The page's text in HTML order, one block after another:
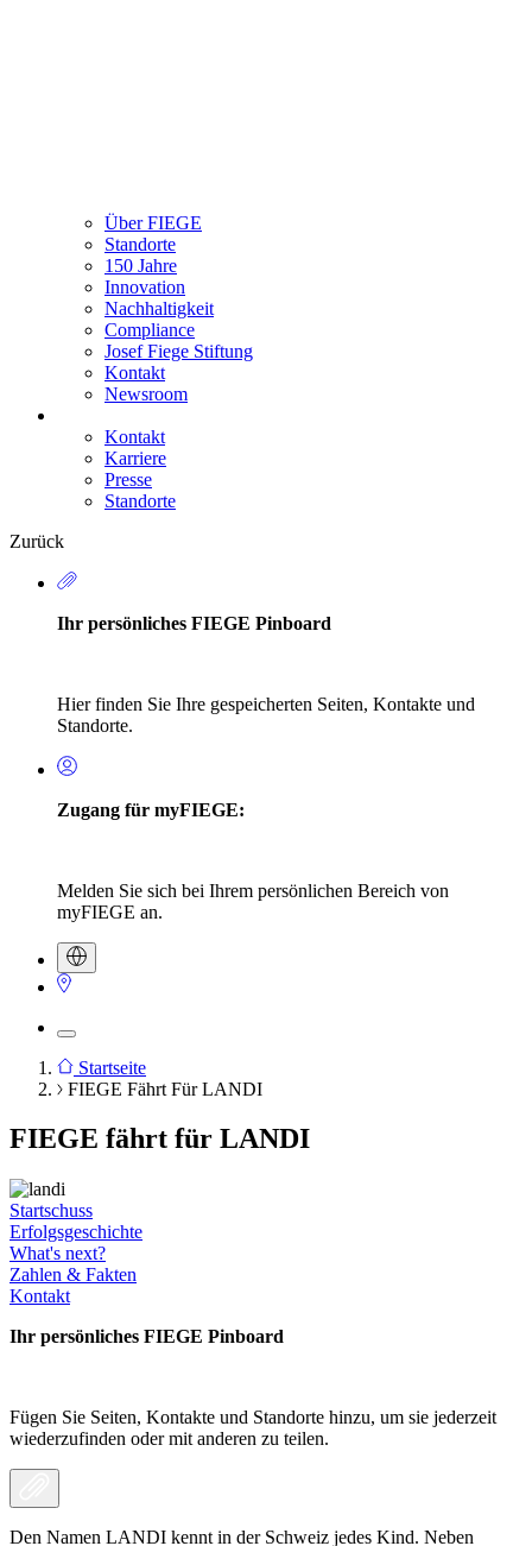
Über FIEGE
Standorte
150 Jahre
Innovation
Nachhaltigkeit
Compliance
Josef Fiege Stiftung
Kontakt
Newsroom
Secondary
Navigation
Kontakt
Karriere
Presse
Standorte
Zurück
Ihr persönliches FIEGE Pinboard
Hier finden Sie Ihre gespeicherten Seiten, Kontakte und
Standorte.
Zugang für myFIEGE:
Melden Sie sich bei Ihrem persönlichen Bereich von
myFIEGE an.
Pfadnavigation
Startseite
FIEGE Fährt Für LANDI
FIEGE fährt für LANDI
Startschuss
Erfolgsgeschichte
What's next?
Zahlen & Fakten
Kontakt
Ihr persönliches FIEGE Pinboard
Fügen Sie Seiten, Kontakte und Standorte hinzu, um sie jederzeit
wiederzufinden oder mit anderen zu teilen.
Den Namen LANDI kennt in der Schweiz jedes Kind. Neben